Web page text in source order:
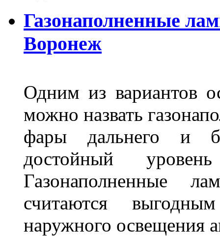
Газонаполненные
Воронеж
Одним из вариантов
можно назвать
фары дальнего и
достойный
Газонаполненные
считаются
наружного освещения